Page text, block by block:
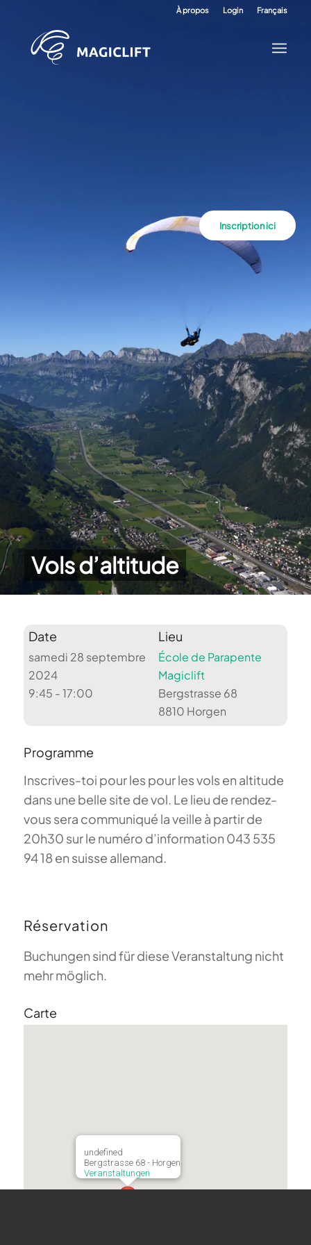
À propos Login Français
Vols d’altitude
Inscription ici
Date
samedi 28 septembre
2024
9:45 - 17:00
Lieu
École de Parapente
Magiclift
Bergstrasse 68
8810 Horgen
Programme
Inscrives-toi pour les pour les vols en altitude
dans une belle site de vol. Le lieu de rendez-
vous sera communiqué la veille à partir de
20h30 sur le numéro d’information 043 535
94 18 en suisse allemand.
Réservation
Buchungen sind für diese Veranstaltung nicht
mehr möglich.
Carte
undefined
Bergstrasse 68 - Horgen
Veranstaltungen